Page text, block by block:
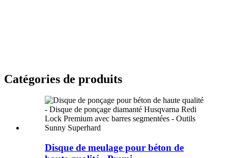
Catégories de produits
Disque de meulage pour béton de